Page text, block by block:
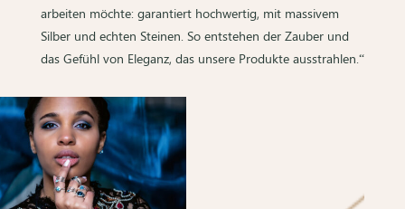
arbeiten möchte: garantiert hochwertig, mit massivem
Silber und echten Steinen. So entstehen der Zauber und
das Gefühl von Eleganz, das unsere Produkte ausstrahlen.“